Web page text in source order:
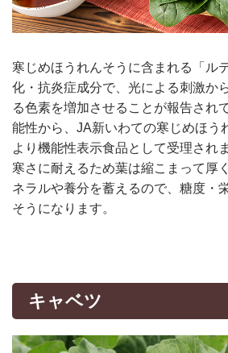
寒じめほうれんそうに含まれる「ル
化・抗炎症成分で、光による刺激か
る色素を増加させることが報告され
能性から、JA新いわての寒じめほう
より機能性表示食品として受理され
寒さに耐えるため葉は縮こまって厚
ネラルや養分を蓄えるので、糖度・
そうになります。
キャベツ